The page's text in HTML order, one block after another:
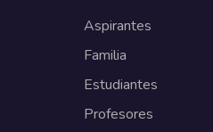
Aspirantes
Familia
Estudiantes
Profesores